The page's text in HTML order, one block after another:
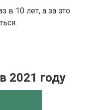
в 10 лет, а за это
2021 году